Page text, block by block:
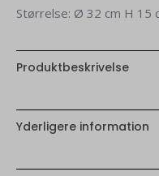
Størrelse: Ø 32 cm H 15
Produktbeskrivelse
Yderligere information